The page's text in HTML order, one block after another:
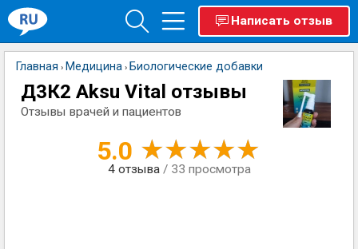
Написать отзыв
Главная › Медицина › Биологические добавки
Д3К2 Aksu Vital отзывы
Отзывы врачей и пациентов
5.0
4отзыва / 33 просмотра